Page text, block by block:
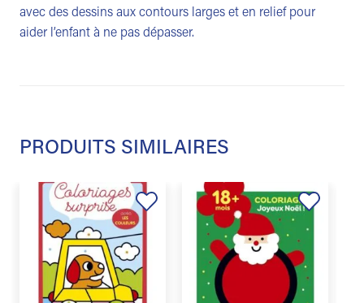
avec des dessins aux contours larges et en relief pour
aider l’enfant à ne pas dépasser.
PRODUITS SIMILAIRES
Ajouter
à la
liste de
souhaits
Ajouter
à la
liste de
souhaits